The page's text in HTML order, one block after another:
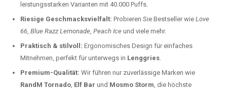
leistungsstarken Varianten mit 40.000 Puffs.
Riesige Geschmacksvielfalt: Probieren Sie Bestseller wie Love
66, Blue Razz Lemonade, Peach Ice und viele mehr.
Praktisch & stilvoll: Ergonomisches Design für einfaches
Mitnehmen, perfekt für unterwegs in Lenggries.
Premium-Qualität: Wir führen nur zuverlässige Marken wie
RandM Tornado, Elf Bar und Mosmo Storm, die höchste